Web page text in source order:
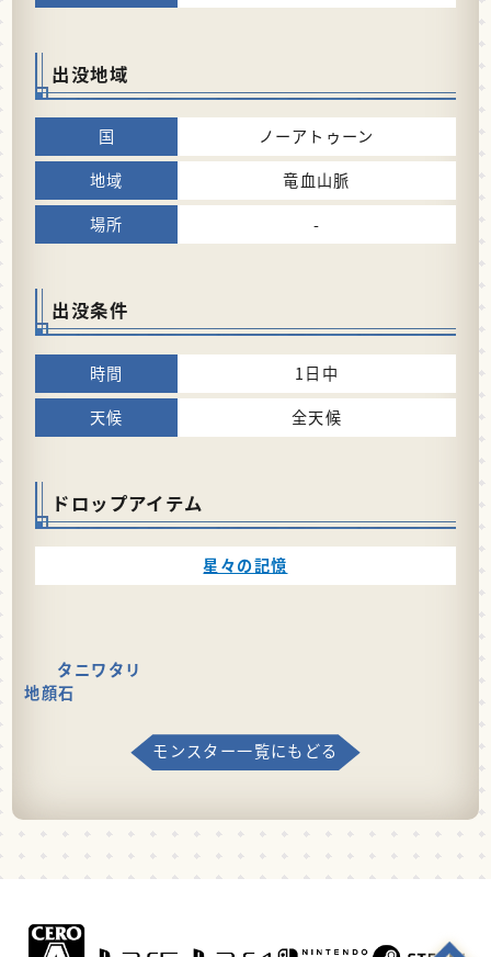
出没地域
ノーアトゥーン
竜血山脈
-
出没条件
1日中
全天候
ドロップアイテム
星々の記憶
タニワタリ
地顔石
モンスター一覧にもどる